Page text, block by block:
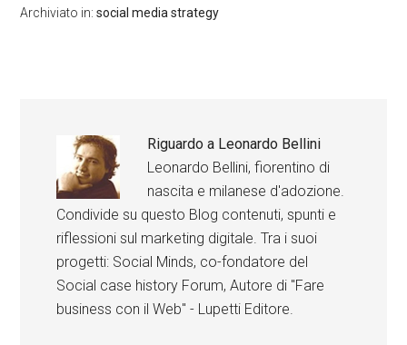
Archiviato in:social media strategy
Riguardo a Leonardo Bellini
Leonardo Bellini, fiorentino di
nascita e milanese d'adozione.
Condivide su questo Blog contenuti, spunti e
riflessioni sul marketing digitale. Tra i suoi
progetti: Social Minds, co-fondatore del
Social case history Forum, Autore di "Fare
business con il Web" - Lupetti Editore.